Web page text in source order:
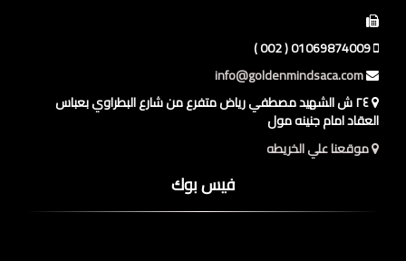
info@goldenmindsaca.com
٢٤ ش الشهيد مصطفي رياض متفرع من شارع البطراوي بعباس
العقاد امام جنينه مول
موقعنا علي الخريطه
فيس بوك